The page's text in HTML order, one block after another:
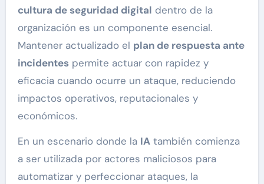
cultura de seguridad digital dentro de la
organización es un componente esencial.
Mantener actualizado el plan de respuesta ante
incidentespermite actuar con rapidez y
eficacia cuando ocurre un ataque, reduciendo
impactos operativos, reputacionales y
económicos.
En un escenario donde la IAtambién comienza
a ser utilizada por actores maliciosos para
automatizar y perfeccionar ataques, la